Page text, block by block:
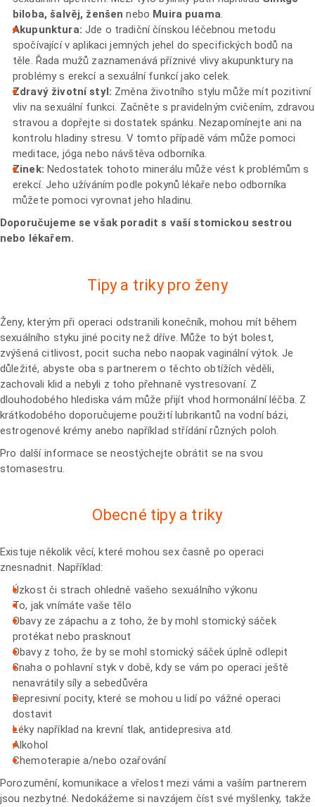
biloba, šalvěj, ženšen nebo Muira puama.
Akupunktura: Jde o tradiční čínskou léčebnou metodu
spočívající v aplikaci jemných jehel do specifických bodů na
těle. Řada mužů zaznamenává příznivé vlivy akupunktury na
problémy s erekcí a sexuální funkcí jako celek.
Zdravý životní styl: Změna životního stylu může mít pozitivní
vliv na sexuální funkci. Začněte s pravidelným cvičením, zdravou
stravou a dopřejte si dostatek spánku. Nezapomínejte ani na
kontrolu hladiny stresu. V tomto případě vám může pomoci
meditace, jóga nebo návštěva odborníka.
Zinek:Nedostatek tohoto minerálu může vést k problémům s
erekcí. Jeho užíváním podle pokynů lékaře nebo odborníka
můžete pomoci vyrovnat jeho hladinu.
Doporučujeme se však poradit s vaší stomickou sestrou
nebo lékařem.
Tipy a triky pro ženy
Ženy, kterým při operaci odstranili konečník, mohou mít během
sexuálního styku jiné pocity než dříve. Může to být bolest,
zvýšená citlivost, pocit sucha nebo naopak vaginální výtok. Je
důležité, abyste oba s partnerem o těchto obtížích věděli,
zachovali klid a nebyli z toho přehnaně vystresovaní. Z
dlouhodobého hlediska vám může přijít vhod hormonální léčba. Z
krátkodobého doporučujeme použití lubrikantů na vodní bázi,
estrogenové krémy anebo například střídání různých poloh.
Pro další informace se neostýchejte obrátit se na svou
stomasestru.
Obecné tipy a triky
Existuje několik věcí, které mohou sex časně po operaci
znesnadnit. Například:
Úzkost či strach ohledně vašeho sexuálního výkonu
To, jak vnímáte vaše tělo
Obavy ze zápachu a z toho, že by mohl stomický sáček
protékat nebo prasknout
Obavy z toho, že by se mohl stomický sáček úplně odlepit
Snaha o pohlavní styk v době, kdy se vám po operaci ještě
nenavrátily síly a sebedůvěra
Depresivní pocity, které se mohou u lidí po vážné operaci
dostavit
Léky například na krevní tlak, antidepresiva atd.
Alkohol
Chemoterapie a/nebo ozařování
Porozumění, komunikace a vřelost mezi vámi a vaším partnerem
jsou nezbytné. Nedokážeme si navzájem číst své myšlenky, takže